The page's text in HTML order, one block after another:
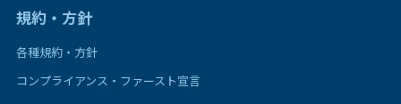
規約・方針
各種規約・方針
コンプライアンス・ファースト宣言